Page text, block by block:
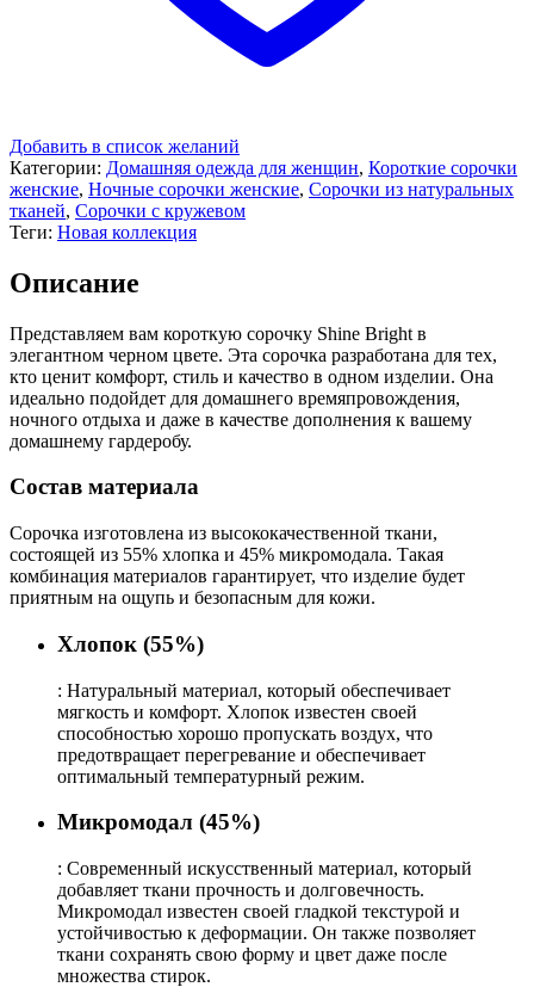
Добавить в список желаний
Категории: Домашняя одежда для женщин, Короткие сорочки
женские, Ночные сорочки женские, Сорочки из натуральных
тканей, Сорочки с кружевом
Теги: Новая коллекция
Описание
Представляем вам короткую сорочку Shine Bright в
элегантном черном цвете. Эта сорочка разработана для тех,
кто ценит комфорт, стиль и качество в одном изделии. Она
идеально подойдет для домашнего времяпровождения,
ночного отдыха и даже в качестве дополнения к вашему
домашнему гардеробу.
Состав материала
Сорочка изготовлена из высококачественной ткани,
состоящей из 55% хлопка и 45% микромодала. Такая
комбинация материалов гарантирует, что изделие будет
приятным на ощупь и безопасным для кожи.
Хлопок (55%)
: Натуральный материал, который обеспечивает
мягкость и комфорт. Хлопок известен своей
способностью хорошо пропускать воздух, что
предотвращает перегревание и обеспечивает
оптимальный температурный режим.
Микромодал (45%)
: Современный искусственный материал, который
добавляет ткани прочность и долговечность.
Микромодал известен своей гладкой текстурой и
устойчивостью к деформации. Он также позволяет
ткани сохранять свою форму и цвет даже после
множества стирок.